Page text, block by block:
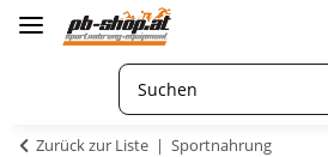
Zurück zur Liste Sportnahrung